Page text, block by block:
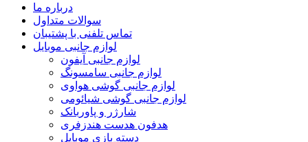
درباره ما
سوالات متداول
تماس تلفنی با پشتیبان
لوازم جانبی موبایل
لوازم جانبی آیفون
لوازم جانبی سامسونگ
لوازم جانبی گوشی هواوی
لوازم جانبی گوشی شیائومی
شارژر و پاوربانک
هدفون هدست هندزفری
دسته بازی موبایل